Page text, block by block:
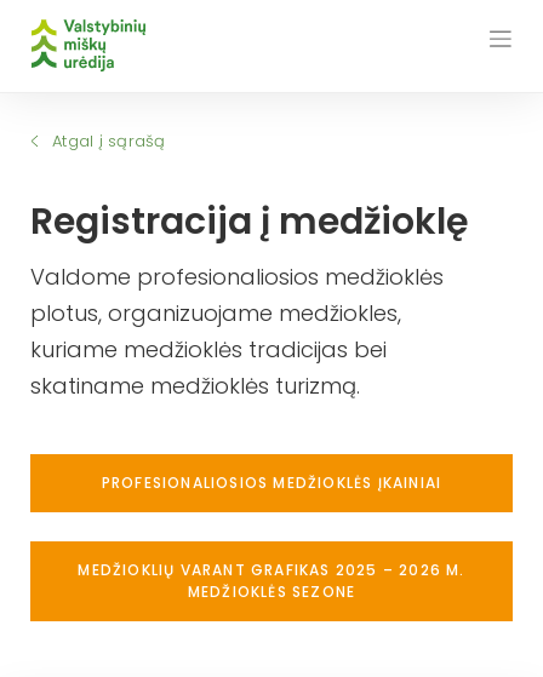
Atgal į sąrašą
Registracija į medžioklę
Valdome profesionaliosios medžioklės
plotus, organizuojame medžiokles,
kuriame medžioklės tradicijas bei
skatiname medžioklės turizmą.
PROFESIONALIOSIOS MEDŽIOKLĖS ĮKAINIAI
MEDŽIOKLIŲ VARANT GRAFIKAS 2025 – 2026 M.
MEDŽIOKLĖS SEZONE